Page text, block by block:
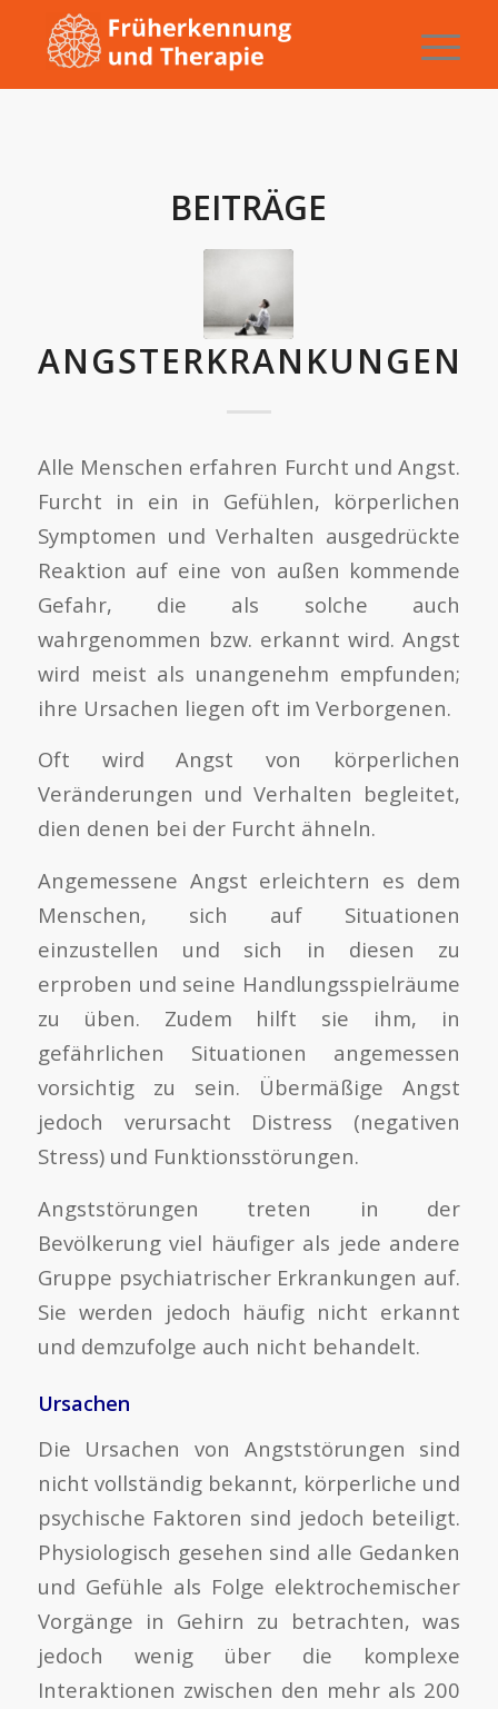
BEITRÄGE
ANGSTERKRANKUNGEN
Alle Menschen erfahren Furcht und Angst.
Furcht in ein in Gefühlen, körperlichen
Symptomen und Verhalten ausgedrückte
Reaktion auf eine von außen kommende
Gefahr, die als solche auch
wahrgenommen bzw. erkannt wird. Angst
wird meist als unangenehm empfunden;
ihre Ursachen liegen oft im Verborgenen.
Oft wird Angst von körperlichen
Veränderungen und Verhalten begleitet,
dien denen bei der Furcht ähneln.
Angemessene Angst erleichtern es dem
Menschen, sich auf Situationen
einzustellen und sich in diesen zu
erproben und seine Handlungsspielräume
zu üben. Zudem hilft sie ihm, in
gefährlichen Situationen angemessen
vorsichtig zu sein. Übermäßige Angst
jedoch verursacht Distress (negativen
Stress) und Funktionsstörungen.
Angststörungen treten in der
Bevölkerung viel häufiger als jede andere
Gruppe psychiatrischer Erkrankungen auf.
Sie werden jedoch häufig nicht erkannt
und demzufolge auch nicht behandelt.
Ursachen
Die Ursachen von Angststörungen sind
nicht vollständig bekannt, körperliche und
psychische Faktoren sind jedoch beteiligt.
Physiologisch gesehen sind alle Gedanken
und Gefühle als Folge elektrochemischer
Vorgänge in Gehirn zu betrachten, was
jedoch wenig über die komplexe
Interaktionen zwischen den mehr als 200